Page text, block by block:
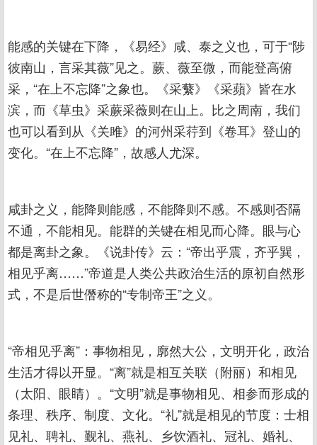
能感的关键在下降，《易经》咸、泰之义也，可于“陟
彼南山，言采其薇”见之。蕨、薇至微，而能登高俯
采，“在上不忘降”之象也。《采蘩》《采蘋》皆在水
滨，而《草虫》采蕨采薇则在山上。比之周南，我们
也可以看到从《关雎》的河州采荇到《卷耳》登山的
变化。“在上不忘降”，故感人尤深。
咸卦之义，能降则能感，不能降则不感。不感则否隔
不通，不能相见。能群的关键在相见而心降。眼与心
都是离卦之象。《说卦传》云：“帝出乎震，齐乎巽，
相见乎离……”帝道是人类公共政治生活的原初自然形
式，不是后世僭称的“专制帝王”之义。
“帝相见乎离”：事物相见，廓然大公，文明开化，政治
生活才得以开显。“离”就是相互关联（附丽）和相见
（太阳、眼睛）。“文明”就是事物相见、相参而形成的
条理、秩序、制度、文化。“礼”就是相见的节度：士相
见礼、聘礼、觐礼、燕礼、乡饮酒礼、冠礼、婚礼、